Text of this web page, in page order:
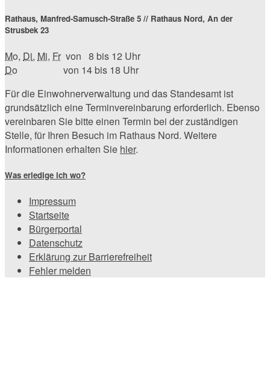
Rathaus, Manfred-Samusch-Straße 5 // Rathaus Nord, An der
Strusbek 23
Mo, Di, Mi, Fr von 8 bis 12 Uhr
Do von 14 bis 18 Uhr
Für die Einwohnerverwaltung und das Standesamt ist
grundsätzlich eine Terminvereinbarung erforderlich. Ebenso
vereinbaren Sie bitte einen Termin bei der zuständigen
Stelle, für Ihren Besuch im Rathaus Nord. Weitere
Informationen erhalten Sie hier.
Was erledige ich wo?
Impressum
Startseite
Bürgerportal
Datenschutz
Erklärung zur Barrierefreiheit
Fehler melden